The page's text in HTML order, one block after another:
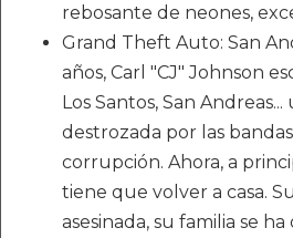
rebosante de neones,
Grand Theft Auto: San
años, Carl "CJ" Johnson
Los Santos, San
destrozada por las
corrupción. Ahora, a
tiene que volver a casa.
asesinada, su familia se